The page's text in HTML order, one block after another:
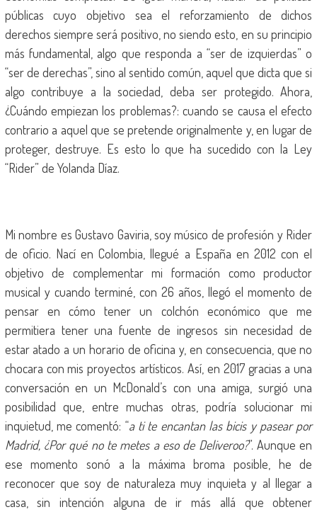
públicas cuyo objetivo sea el reforzamiento de dichos
derechos siempre será positivo, no siendo esto, en su principio
más fundamental, algo que responda a “ser de izquierdas” o
“ser de derechas”, sino al sentido común, aquel que dicta que si
algo contribuye a la sociedad, deba ser protegido. Ahora,
¿Cuándo empiezan los problemas?: cuando se causa el efecto
contrario a aquel que se pretende originalmente y, en lugar de
proteger, destruye. Es esto lo que ha sucedido con la Ley
“Rider” de Yolanda Díaz.
Mi nombre es Gustavo Gaviria, soy músico de profesión y Rider
de oficio. Nací en Colombia, llegué a España en 2012 con el
objetivo de complementar mi formación como productor
musical y cuando terminé, con 26 años, llegó el momento de
pensar en cómo tener un colchón económico que me
permitiera tener una fuente de ingresos sin necesidad de
estar atado a un horario de oficina y, en consecuencia, que no
chocara con mis proyectos artísticos. Así, en 2017 gracias a una
conversación en un McDonald’s con una amiga, surgió una
posibilidad que, entre muchas otras, podría solucionar mi
inquietud, me comentó: “a ti te encantan las bicis y pasear por
Madrid, ¿Por qué no te metes a eso de Deliveroo?”. Aunque en
ese momento sonó a la máxima broma posible, he de
reconocer que soy de naturaleza muy inquieta y al llegar a
casa, sin intención alguna de ir más allá que obtener